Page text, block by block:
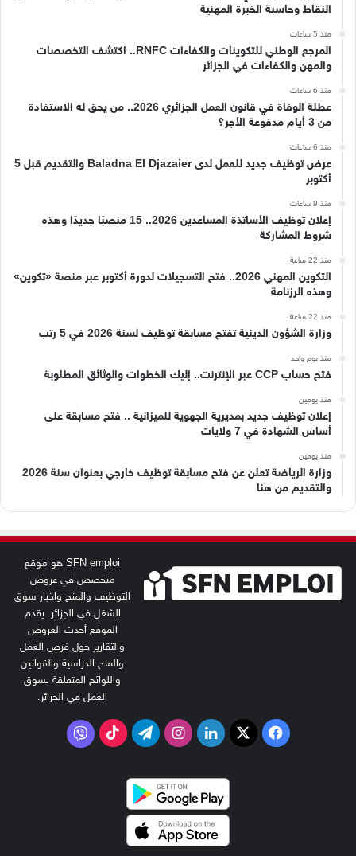
النقاط وحاسبة الخبرة المهنية
منذ 5 ساعات
المرجع الوطني للتكوينات والكفاءات RNFC.. اكتشف التخصصات
والمهن والكفاءات في الجزائر
منذ 6 ساعات
عطلة الوفاة في قانون العمل الجزائري 2026.. من يحق له الاستفادة
من 3 أيام مدفوعة الأجر؟
منذ 6 ساعات
عرض توظيف جديد للعمل لدى Baladna El Djazaier والتقديم قبل 5
أكتوبر
منذ 9 ساعات
إعلان توظيف الأساتذة المساعدين 2026.. 15 منصبًا جديدًا وهذه
شروط المشاركة
منذ 22 ساعة
التكوين المهني 2026.. فتح التسجيلات لدورة أكتوبر عبر منصة «تكوين»
وهذه الرزنامة
منذ 22 ساعة
وزارة الشؤون الدينية تفتح مسابقة توظيف لسنة 2026 في 5 رتب
منذ يوم واحد
فتح حساب CCP عبر الإنترنت.. إليك الخطوات والوثائق المطلوبة
منذ يومين
إعلان توظيف جديد بمديرية الجهوية للميزانية .. فتح مسابقة على
أساس الشهادة في 7 ولايات
منذ يومين
وزارة الرياضة تعلن عن فتح مسابقة توظيف خارجي بعنوان سنة 2026
والتقديم من هنا
SFN emploi هو موقع
متخصص في عروض
التوظيف والمنح واخبار سوق
الشغل في الجزائر. يقدم
الموقع أحدث العروض
والتقارير حول فرص العمل
والمنح الدراسية والقوانين
واللوائح المتعلقة بسوق
العمل في الجزائر.
فيسبوك
‫X لينكدإنانستقرامتيلقرام‫TikTokفايبر